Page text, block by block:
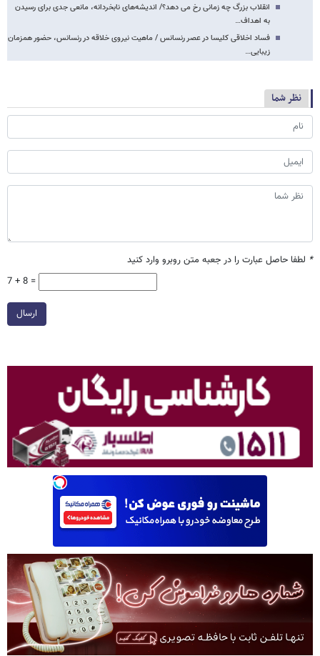
انقلاب بزرگ چه زمانی رخ می دهد؟/ اندیشه‌های نابخردانه، مانعی جدی برای رسیدن
به اهداف…
فساد اخلاقی کلیسا در عصر رنسانس / ماهیت نیروی خلاقه در رنسانس، حضور همزمان
زیبایی…
نظر شما
* لطفا حاصل عبارت را در جعبه متن روبرو وارد کنید
7 + 8 =
ارسال